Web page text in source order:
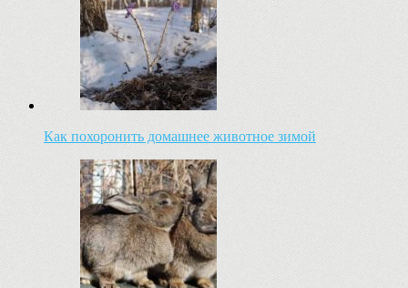
Как похоронить домашнее животное зимой